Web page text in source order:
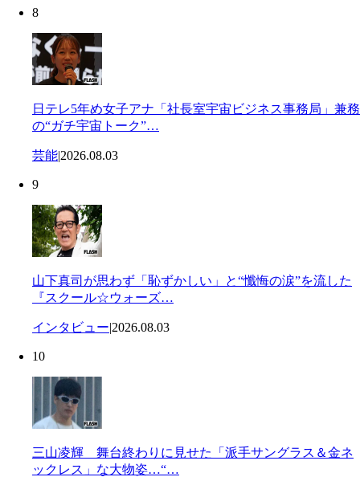
8
日テレ5年め女子アナ「社長室宇宙ビジネス事務局」兼務
の“ガチ宇宙トーク”…
芸能|2026.08.03
9
山下真司が思わず「恥ずかしい」と“懺悔の涙”を流した
『スクール☆ウォーズ…
インタビュー|2026.08.03
10
三山凌輝 舞台終わりに見せた「派手サングラス＆金ネ
ックレス」な大物姿…“…